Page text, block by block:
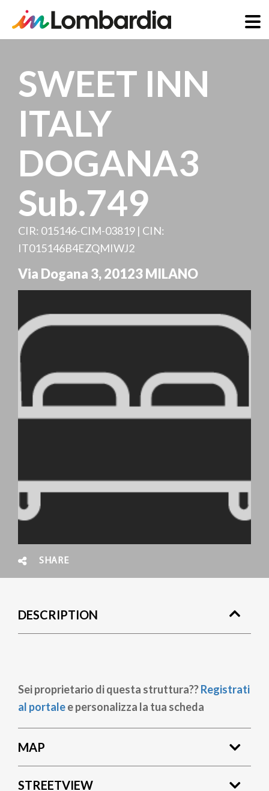
main
content
SWEET INN
ITALY
DOGANA3
Sub.749
CIR: 015146-CIM-03819 | CIN:
IT015146B4EZQMIWJ2
Via Dogana 3,20123MILANO
SHARE
DESCRIPTION
Sei proprietario di questa struttura??Registrati
al portalee personalizza la tua scheda
MAP
STREETVIEW